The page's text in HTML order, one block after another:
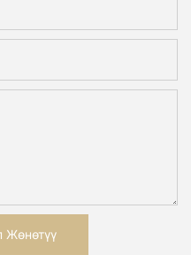
Жөнөтүү